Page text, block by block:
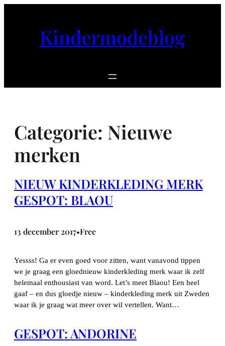
Kindermodeblog
Categorie: Nieuwe
merken
NIEUW KINDERKLEDING MERK
GESPOT: BLAOU
13 december 2017•Free
Yessss! Ga er even goed voor zitten, want vanavond tippen
we je graag een gloednieuw kinderkleding merk waar ik zelf
helemaal enthousiast van word. Let’s meet Blaou! Een heel
gaaf – en dus gloedje nieuw – kinderkleding merk uit Zweden
waar ik je graag wat meer over wil vertellen. Want…
GESPOT: ANDORINE